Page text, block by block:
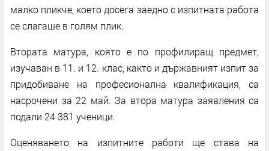
малко пликче, което досега заедно с изпитната работа
се слагаше в голям плик.
Втората матура, която е по профилиращ предмет,
изучаван в 11. и 12. клас, както и държавният изпит за
придобиване на професионална квалификация, са
насрочени за 22 май. За втора матура заявления са
подали 24 381 ученици.
Оценяването на изпитните работи ще става на